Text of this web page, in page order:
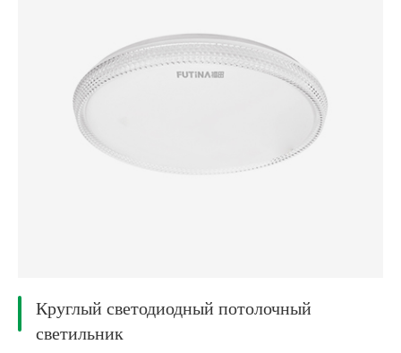
Круглый светодиодный потолочный
светильник